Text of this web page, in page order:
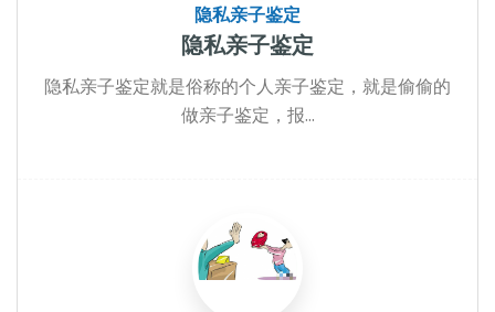
隐私亲子鉴定
隐私亲子鉴定
隐私亲子鉴定就是俗称的个人亲子鉴定，就是偷偷的
做亲子鉴定，报...